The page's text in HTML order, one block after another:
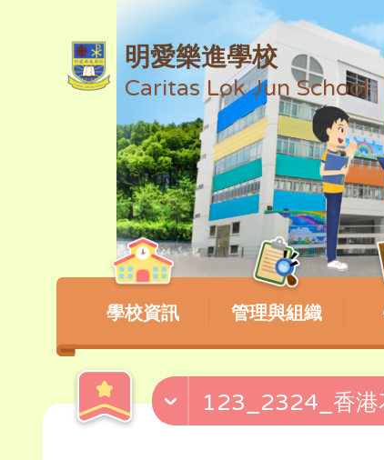
明愛樂進學校
Caritas Lok Jun School
學校資訊 管理與組織
123_2324_香港